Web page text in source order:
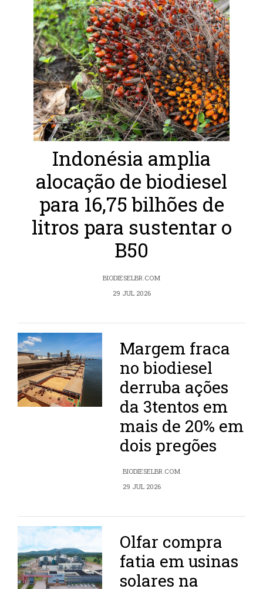
Indonésia amplia
alocação de biodiesel
para 16,75 bilhões de
litros para sustentar o
B50
BIODIESELBR.COM
29 JUL 2026
Margem fraca
no biodiesel
derruba ações
da 3tentos em
mais de 20% em
dois pregões
BIODIESELBR.COM
29 JUL 2026
Olfar compra
fatia em usinas
solares na